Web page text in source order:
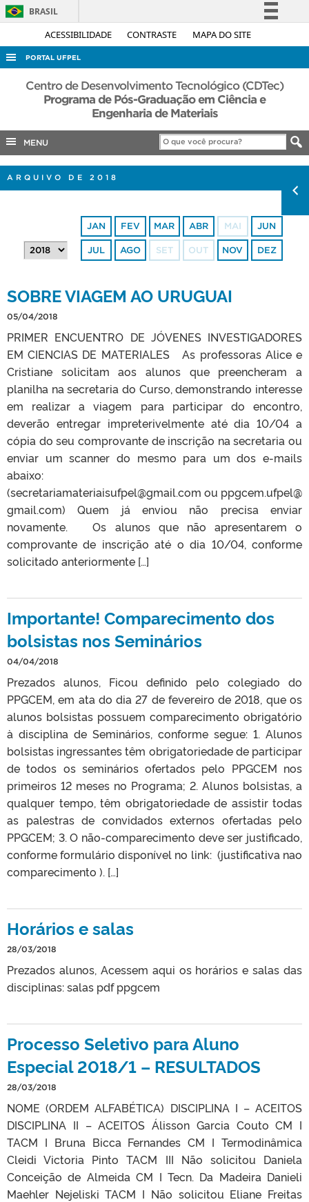
ACESSIBILIDADE CONTRASTE MAPA DO SITE
BRASIL
Simplifique!
Acesso à informação
Legislação
Canais
PORTAL UFPEL
ACESSO À INFORMAÇÃO
AUDITORIA
EDITAIS
PORTARIAS
Centro de Desenvolvimento Tecnológico (CDTec)
Programa de Pós-Graduação em Ciência e
Engenharia de Materiais
MENU
ARQUIVO DE 2018
JAN FEV MAR ABR MAI JUN
JUL AGO SET OUT NOV DEZ
SOBRE VIAGEM AO URUGUAI
05/04/2018
PRIMER ENCUENTRO DE JÓVENES INVESTIGADORES
EM CIENCIAS DE MATERIALES As professoras Alice e
Cristiane solicitam aos alunos que preencheram a
planilha na secretaria do Curso, demonstrando interesse
em realizar a viagem para participar do encontro,
deverão entregar impreterivelmente até dia 10/04 a
cópia do seu comprovante de inscrição na secretaria ou
enviar um scanner do mesmo para um dos e-mails
abaixo:
(secretariamateriaisufpel@gmail.com ou ppgcem.ufpel@
gmail.com) Quem já enviou não precisa enviar
novamente. Os alunos que não apresentarem o
comprovante de inscrição até o dia 10/04, conforme
solicitado anteriormente […]
Importante! Comparecimento dos
bolsistas nos Seminários
04/04/2018
Prezados alunos, Ficou definido pelo colegiado do
PPGCEM, em ata do dia 27 de fevereiro de 2018, que os
alunos bolsistas possuem comparecimento obrigatório
à disciplina de Seminários, conforme segue: 1. Alunos
bolsistas ingressantes têm obrigatoriedade de participar
de todos os seminários ofertados pelo PPGCEM nos
primeiros 12 meses no Programa; 2. Alunos bolsistas, a
qualquer tempo, têm obrigatoriedade de assistir todas
as palestras de convidados externos ofertadas pelo
PPGCEM; 3. O não-comparecimento deve ser justificado,
conforme formulário disponível no link: (justificativa nao
comparecimento ). […]
Horários e salas
28/03/2018
Prezados alunos, Acessem aqui os horários e salas das
disciplinas: salas pdf ppgcem
Processo Seletivo para Aluno
Especial 2018/1 – RESULTADOS
28/03/2018
NOME (ORDEM ALFABÉTICA) DISCIPLINA I – ACEITOS
DISCIPLINA II – ACEITOS Álisson Garcia Couto CM I
TACM I Bruna Bicca Fernandes CM I Termodinâmica
Cleidi Victoria Pinto TACM III Não solicitou Daniela
Conceição de Almeida CM I Tecn. Da Madeira Danieli
Maehler Nejeliski TACM I Não solicitou Eliane Freitas